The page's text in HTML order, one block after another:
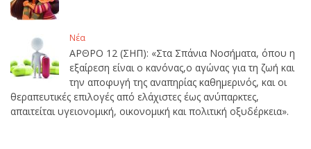
Νέα
ΑΡΘΡΟ 12 (ΣΗΠ): «Στα Σπάνια Νοσήματα, όπου η
εξαίρεση είναι ο κανόνας,ο αγώνας για τη ζωή και
την αποφυγή της αναπηρίας καθημερινός, και οι
θεραπευτικές επιλογές από ελάχιστες έως ανύπαρκτες,
απαιτείται υγειονομική, οικονομική και πολιτική οξυδέρκεια».